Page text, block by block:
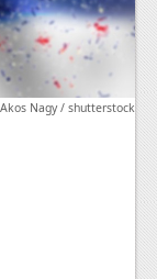
Nagy / shutterstock